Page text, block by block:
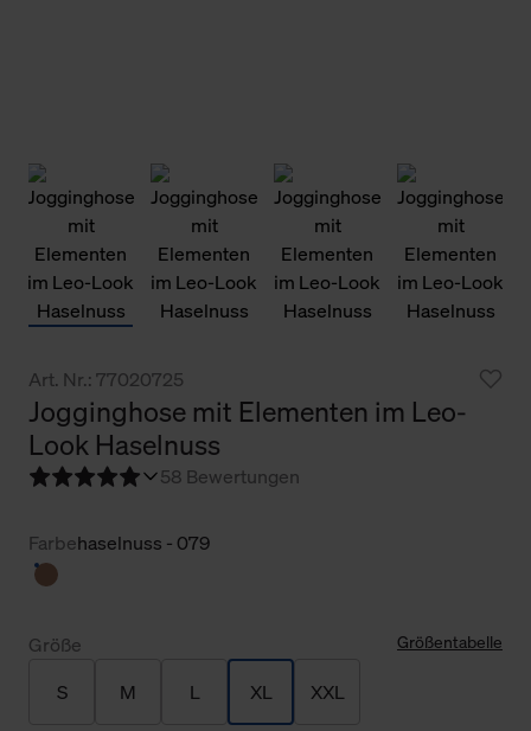
Art. Nr.: 77020725
Jogginghose mit Elementen im Leo-
Look Haselnuss
58 Bewertungen
Farbehaselnuss - 079
Größe Größentabelle
S M L XL XXL